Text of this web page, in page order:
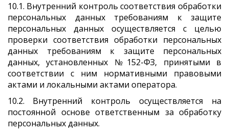
10.1. Внутренний контроль соответствия обработки
персональных данных требованиям к защите
персональных данных осуществляется с целью
проверки соответствия обработки персональных
данных требованиям к защите персональных
данных, установленных №152-ФЗ, принятыми в
соответствии с ним нормативными правовыми
актами и локальными актами оператора.
10.2. Внутренний контроль осуществляется на
постоянной основе ответственным за обработку
персональных данных.